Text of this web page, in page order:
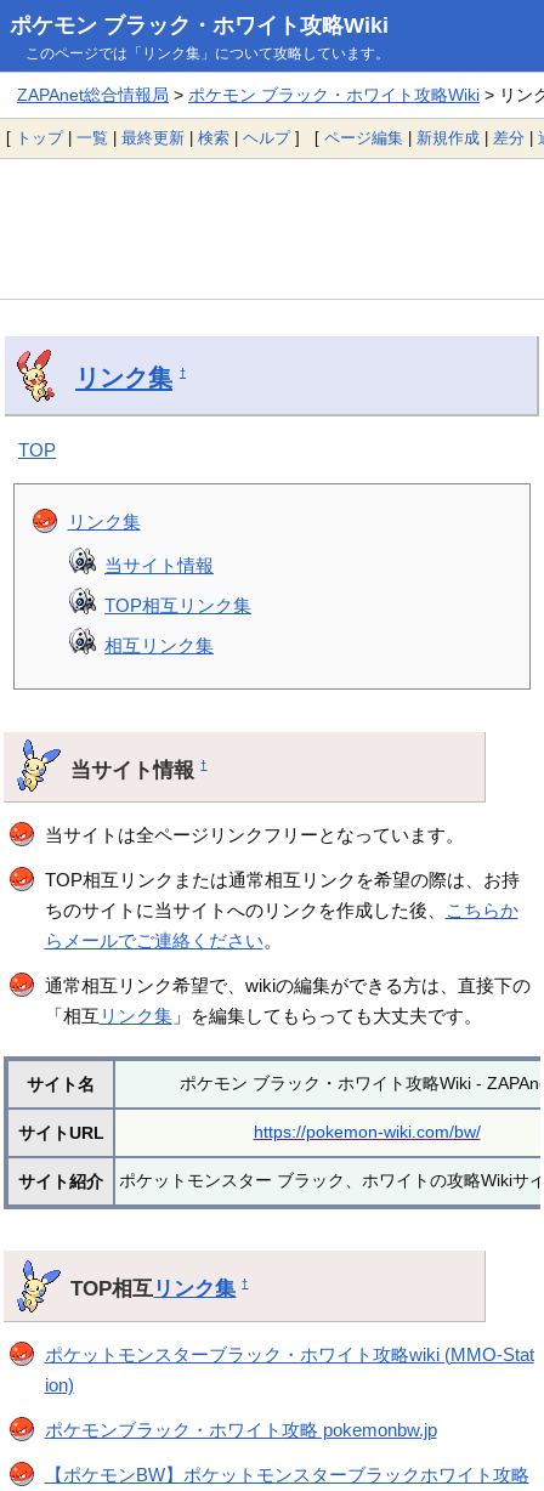
ポケモン ブラック・ホワイト攻略Wiki
このページでは「リンク集」について攻略しています。
ZAPAnet総合情報局 > ポケモン ブラック・ホワイト攻略Wiki> リン
[ トップ| 一覧 | 最終更新 | 検索 | ヘルプ] [ ページ編集 | 新規作成 | 差分 |
リンク集 †
TOP
リンク集
当サイト情報
TOP相互リンク集
相互リンク集
当サイト情報†
当サイトは全ページリンクフリーとなっています。
TOP相互リンクまたは通常相互リンクを希望の際は、お持
ちのサイトに当サイトへのリンクを作成した後、
こちらか
らメールでご連絡ください。
通常相互リンク希望で、wikiの編集ができる方は、直接下の
「相互 リンク集」を編集してもらっても大丈夫です。
サイト名 ポケモン ブラック・ホワイト攻略Wiki -
サイトURL https://pokemon-wiki.com/bw/
サイト紹介 ポケットモンスター ブラック、ホワイトの攻略Wikiサ
TOP相互 リンク集 †
ポケットモンスターブラック・ホワイト攻略wiki (MMO-Stat
ion)
ポケモンブラック・ホワイト攻略 pokemonbw.jp
【ポケモンBW】ポケットモンスターブラックホワイト攻略